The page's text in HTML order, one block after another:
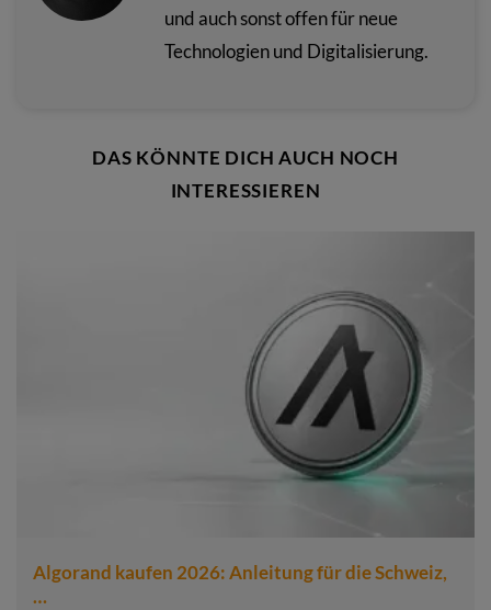
und auch sonst offen für neue
Technologien und Digitalisierung.
DAS KÖNNTE DICH AUCH NOCH
INTERESSIEREN
Algorand kaufen 2026: Anleitung für die Schweiz,
…